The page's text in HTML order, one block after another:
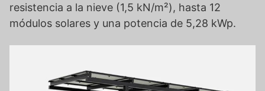
resistencia a la nieve (1,5 kN/m²), hasta 12
módulos solares y una potencia de 5,28 kWp.